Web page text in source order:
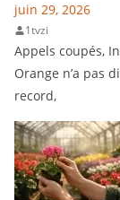
juin 29, 2026
1tvzi
Appels coupés,
Orange n’a pas
record,